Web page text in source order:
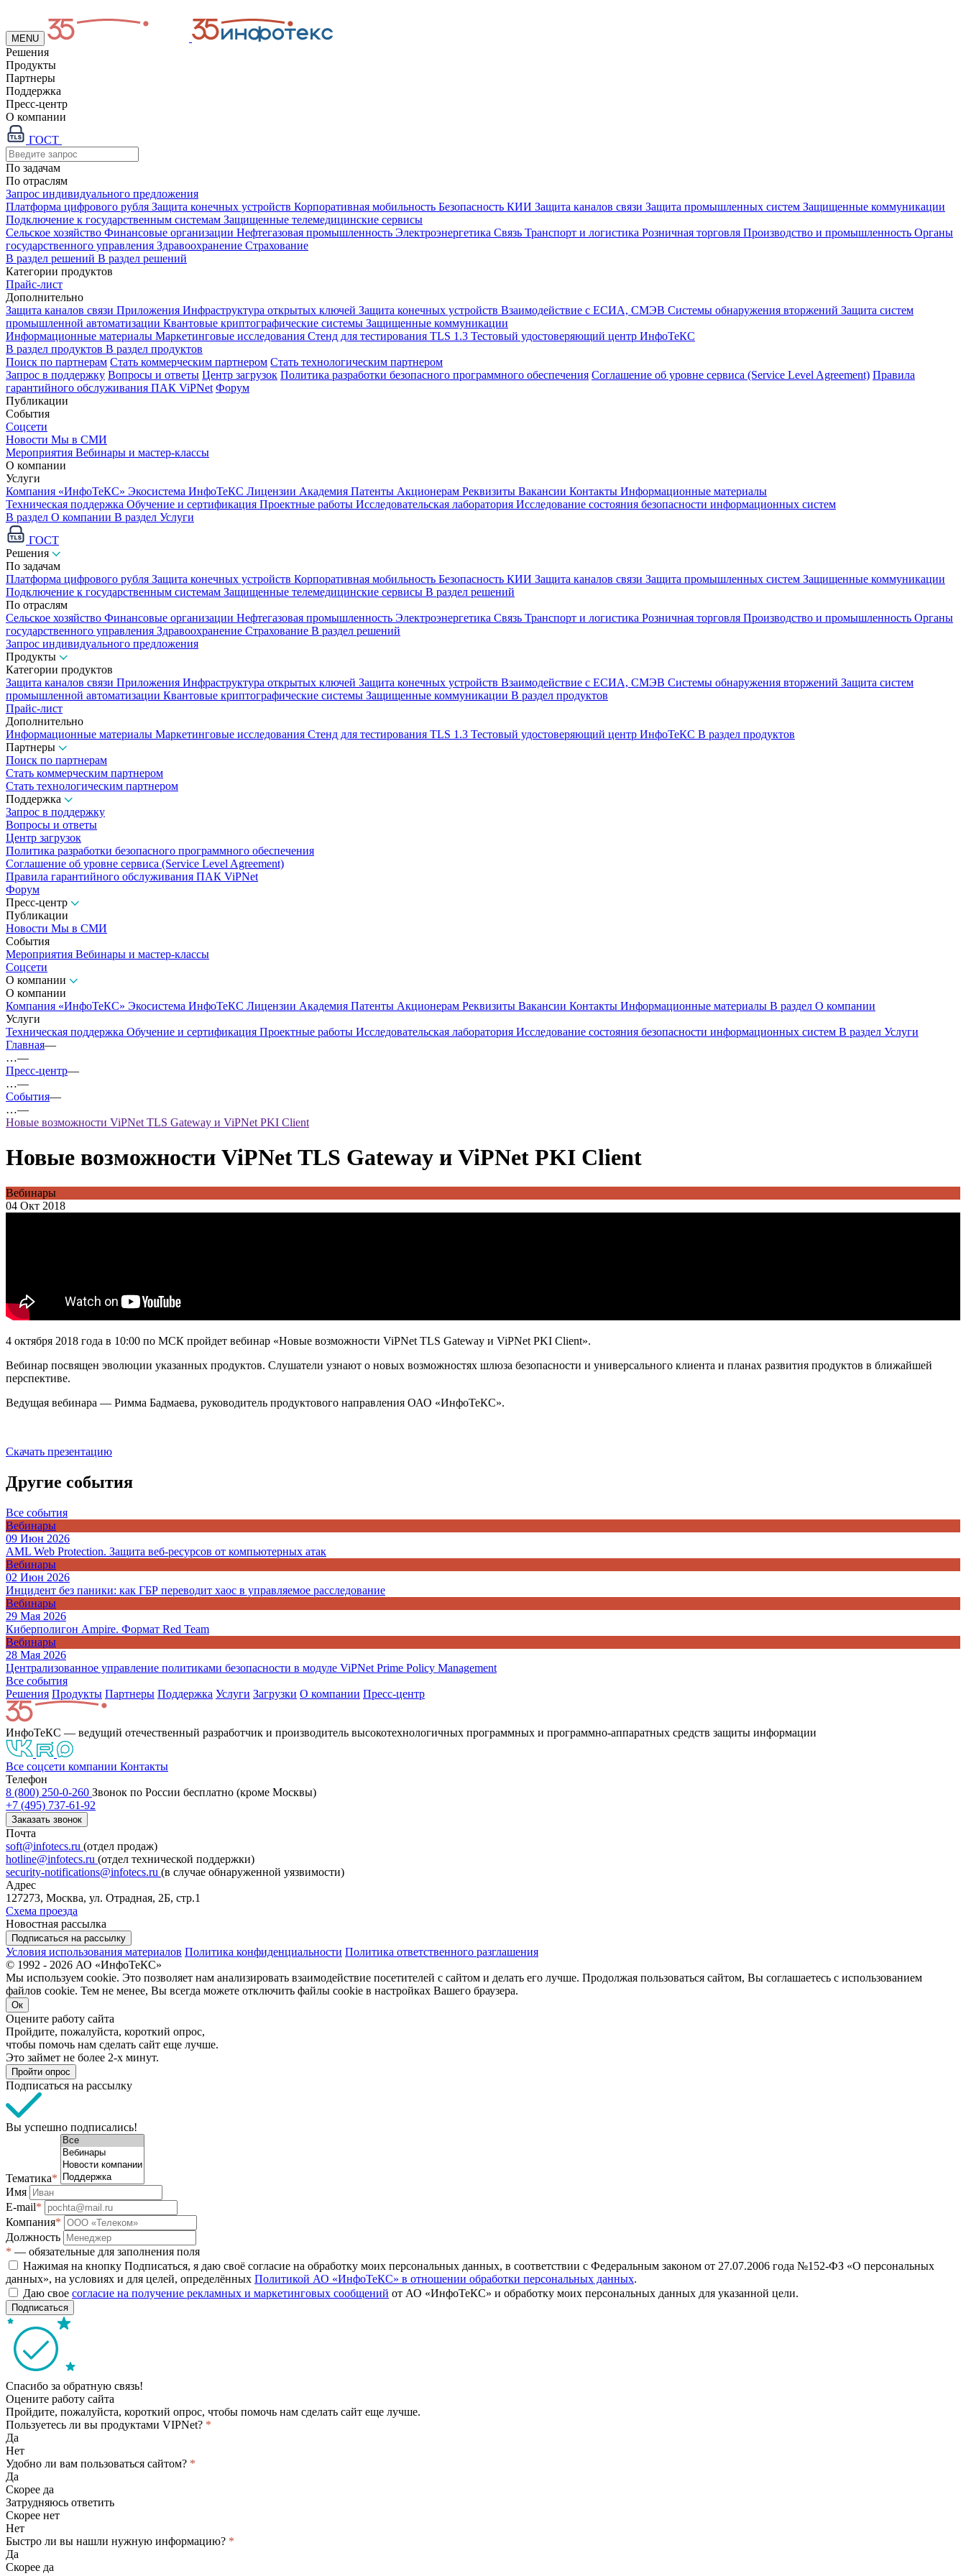
MENU
Решения
Продукты
Партнеры
Поддержка
Пресс-центр
О компании
ГОСТ
По задачам
По отраслям
Запрос индивидуального предложения
Платформа цифрового рубля Защита конечных устройств Корпоративная мобильность Безопасность КИИ Защита каналов связи Защита промышленных систем Защищенные коммуникации
Подключение к государственным системам Защищенные телемедицинские сервисы
Сельское хозяйство Финансовые организации Нефтегазовая промышленность Электроэнергетика Связь Транспорт и логистика Розничная торговля Производство и промышленность Органы
государственного управления Здравоохранение Страхование
В раздел решений В раздел решений
Категории продуктов
Прайс-лист
Дополнительно
Защита каналов связи Приложения Инфраструктура открытых ключей Защита конечных устройств Взаимодействие с ЕСИА, СМЭВ Системы обнаружения вторжений Защита систем
промышленной автоматизации Квантовые криптографические системы Защищенные коммуникации
Информационные материалы Маркетинговые исследования Стенд для тестирования TLS 1.3 Тестовый удостоверяющий центр ИнфоТеКС
В раздел продуктов В раздел продуктов
Поиск по партнерам Стать коммерческим партнером Стать технологическим партнером
Запрос в поддержку Вопросы и ответы Центр загрузок Политика разработки безопасного программного обеспечения Соглашение об уровне сервиса (Service Level Agreement) Правила
гарантийного обслуживания ПАК ViPNet Форум
Публикации
События
Соцсети
Новости Мы в СМИ
Мероприятия Вебинары и мастер-классы
О компании
Услуги
Компания «ИнфоТеКС» Экосистема ИнфоТеКС Лицензии Академия Патенты Акционерам Реквизиты Вакансии Контакты Информационные материалы
Техническая поддержка Обучение и сертификация Проектные работы Исследовательская лаборатория Исследование состояния безопасности информационных систем
В раздел О компании В раздел Услуги
ГОСТ
Решения
По задачам
Платформа цифрового рубля Защита конечных устройств Корпоративная мобильность Безопасность КИИ Защита каналов связи Защита промышленных систем Защищенные коммуникации
Подключение к государственным системам Защищенные телемедицинские сервисы В раздел решений
По отраслям
Сельское хозяйство Финансовые организации Нефтегазовая промышленность Электроэнергетика Связь Транспорт и логистика Розничная торговля Производство и промышленность Органы
государственного управления Здравоохранение Страхование В раздел решений
Запрос индивидуального предложения
Продукты
Категории продуктов
Защита каналов связи Приложения Инфраструктура открытых ключей Защита конечных устройств Взаимодействие с ЕСИА, СМЭВ Системы обнаружения вторжений Защита систем
промышленной автоматизации Квантовые криптографические системы Защищенные коммуникации В раздел продуктов
Прайс-лист
Дополнительно
Информационные материалы Маркетинговые исследования Стенд для тестирования TLS 1.3 Тестовый удостоверяющий центр ИнфоТеКС В раздел продуктов
Партнеры
Поиск по партнерам
Стать коммерческим партнером
Стать технологическим партнером
Поддержка
Запрос в поддержку
Вопросы и ответы
Центр загрузок
Политика разработки безопасного программного обеспечения
Соглашение об уровне сервиса (Service Level Agreement)
Правила гарантийного обслуживания ПАК ViPNet
Форум
Пресс-центр
Публикации
Новости Мы в СМИ
События
Мероприятия Вебинары и мастер-классы
Соцсети
О компании
О компании
Компания «ИнфоТеКС» Экосистема ИнфоТеКС Лицензии Академия Патенты Акционерам Реквизиты Вакансии Контакты Информационные материалы В раздел О компании
Услуги
Техническая поддержка Обучение и сертификация Проектные работы Исследовательская лаборатория Исследование состояния безопасности информационных систем В раздел Услуги
Главная—
…—
Пресс-центр—
…—
События—
…—
Новые возможности ViPNet TLS Gateway и ViPNet PKI Client
Новые возможности ViPNet TLS Gateway и ViPNet PKI Client
Вебинары
04 Окт 2018
4 октября 2018 года в 10:00 по МСК пройдет вебинар «Новые возможности ViPNet TLS Gateway и ViPNet PKI Client».
Вебинар посвящен эволюции указанных продуктов. Слушатели узнают о новых возможностях шлюза безопасности и универсального клиента и планах развития продуктов в ближайшей
перспективе.
Ведущая вебинара — Римма Бадмаева, руководитель продуктового направления ОАО «ИнфоТеКС».
Скачать презентацию
Другие события
Все события
Вебинары
09 Июн 2026
AML Web Protection. Защита веб-ресурсов от компьютерных атак
Вебинары
02 Июн 2026
Инцидент без паники: как ГБР переводит хаос в управляемое расследование
Вебинары
29 Мая 2026
Киберполигон Ampire. Формат Red Team
Вебинары
28 Мая 2026
Централизованное управление политиками безопасности в модуле ViPNet Prime Policy Management
Все события
Решения Продукты Партнeры Поддержка Услуги Загрузки О компании Пресс-центр
ИнфоТеКС — ведущий отечественный разработчик и производитель высокотехнологичных программных и программно-аппаратных средств защиты информации
Все соцсети компании Контакты
Телефон
8 (800) 250-0-260 Звонок по России бесплатно (кроме Москвы)
+7 (495) 737-61-92
Заказать звонок
Почта
soft@infotecs.ru (отдел продаж)
hotline@infotecs.ru (отдел технической поддержки)
security-notifications@infotecs.ru (в случае обнаруженной уязвимости)
Адрес
127273, Москва, ул. Отрадная, 2Б, стр.1
Схема проезда
Новостная рассылка
Подписаться на рассылку
Условия использования материалов Политика конфиденциальности Политика ответственного разглашения
© 1992 - 2026 АО «ИнфоТеКС»
Мы используем cookie. Это позволяет нам анализировать взаимодействие посетителей с сайтом и делать его лучше. Продолжая пользоваться сайтом, Вы соглашаетесь с использованием
файлов cookie. Тем не менее, Вы всегда можете отключить файлы cookie в настройках Вашего браузера.
Ок
Оцените работу сайта
Пройдите, пожалуйста, короткий опрос,
чтобы помочь нам сделать сайт еще лучше.
Это займет не более 2-х минут.
Пройти опрос
Подписаться на рассылку
Вы успешно подписались!
Тематика*
Имя
E-mail*
Компания*
Должность
* — обязательные для заполнения поля
Нажимая на кнопку Подписаться, я даю своё согласие на обработку моих персональных данных, в соответствии с Федеральным законом от 27.07.2006 года №152-ФЗ «О персональных
данных», на условиях и для целей, определённых Политикой АО «ИнфоТеКС» в отношении обработки персональных данных.
Даю свое согласие на получение рекламных и маркетинговых сообщений от АО «ИнфоТеКС» и обработку моих персональных данных для указанной цели.
Подписаться
Спасибо за обратную связь!
Оцените работу сайта
Пройдите, пожалуйста, короткий опрос, чтобы помочь нам сделать сайт еще лучше.
Пользуетесь ли вы продуктами VIPNet? *
Да
Нет
Удобно ли вам пользоваться сайтом? *
Да
Скорее да
Затрудняюсь ответить
Скорее нет
Нет
Быстро ли вы нашли нужную информацию? *
Да
Скорее да